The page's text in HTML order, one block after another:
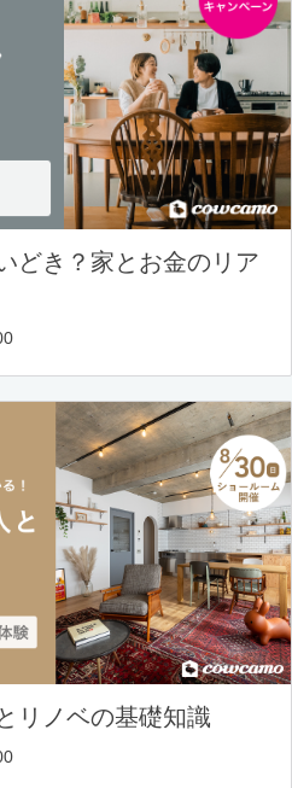
どき？家とお金のリア
リノベの基礎知識